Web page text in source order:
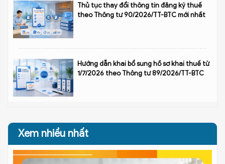
Thủ tục thay đổi thông tin đăng ký thuế
theo Thông tư 90/2026/TT-BTC mới nhất
Hướng dẫn khai bổ sung hồ sơ khai thuế từ
1/7/2026 theo Thông tư 89/2026/TT-BTC
Xem nhiều nhất